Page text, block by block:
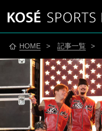
HOME > 記事一覧 >